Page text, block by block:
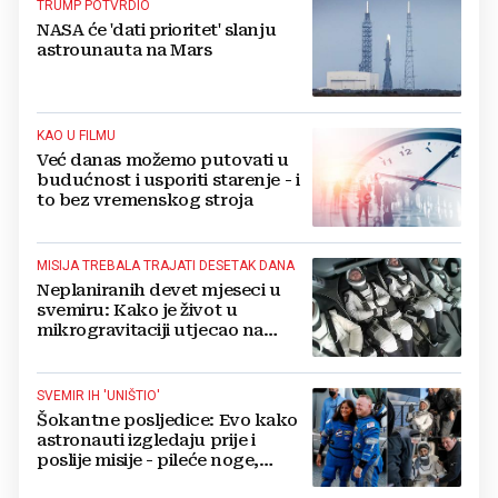
TRUMP POTVRDIO
NASA će 'dati prioritet' slanju
astrounauta na Mars
KAO U FILMU
Već danas možemo putovati u
budućnost i usporiti starenje - i
to bez vremenskog stroja
MISIJA TREBALA TRAJATI DESETAK DANA
Neplaniranih devet mjeseci u
svemiru: Kako je život u
mikrogravitaciji utjecao na
astronauta?
SVEMIR IH 'UNIŠTIO'
Šokantne posljedice: Evo kako
astronauti izgledaju prije i
poslije misije - pileće noge,